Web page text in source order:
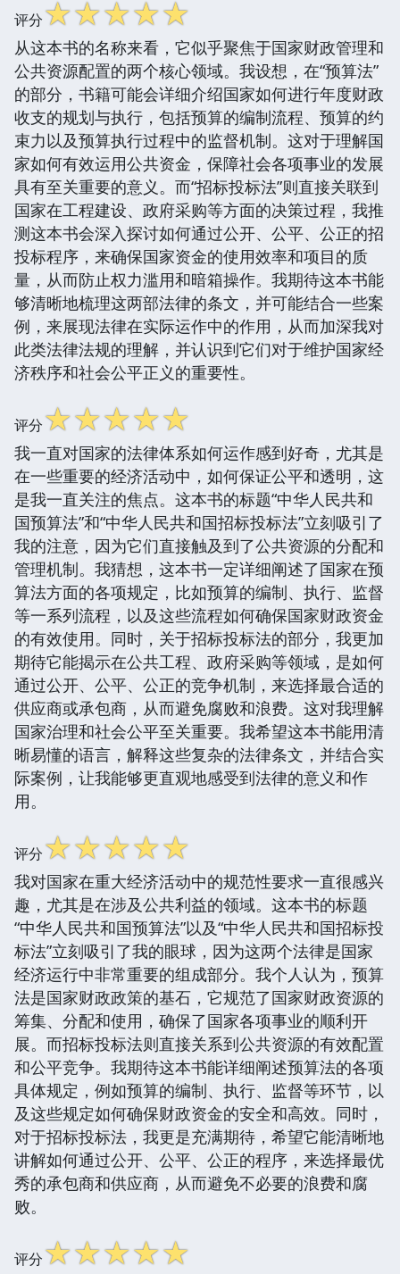
评分☆☆☆☆☆
从这本书的名称来看，它似乎聚焦于国家财政管理和
公共资源配置的两个核心领域。我设想，在“预算法”
的部分，书籍可能会详细介绍国家如何进行年度财政
收支的规划与执行，包括预算的编制流程、预算的约
束力以及预算执行过程中的监督机制。这对于理解国
家如何有效运用公共资金，保障社会各项事业的发展
具有至关重要的意义。而“招标投标法”则直接关联到
国家在工程建设、政府采购等方面的决策过程，我推
测这本书会深入探讨如何通过公开、公平、公正的招
投标程序，来确保国家资金的使用效率和项目的质
量，从而防止权力滥用和暗箱操作。我期待这本书能
够清晰地梳理这两部法律的条文，并可能结合一些案
例，来展现法律在实际运作中的作用，从而加深我对
此类法律法规的理解，并认识到它们对于维护国家经
济秩序和社会公平正义的重要性。
评分☆☆☆☆☆
我一直对国家的法律体系如何运作感到好奇，尤其是
在一些重要的经济活动中，如何保证公平和透明，这
是我一直关注的焦点。这本书的标题“中华人民共和
国预算法”和“中华人民共和国招标投标法”立刻吸引了
我的注意，因为它们直接触及到了公共资源的分配和
管理机制。我猜想，这本书一定详细阐述了国家在预
算法方面的各项规定，比如预算的编制、执行、监督
等一系列流程，以及这些流程如何确保国家财政资金
的有效使用。同时，关于招标投标法的部分，我更加
期待它能揭示在公共工程、政府采购等领域，是如何
通过公开、公平、公正的竞争机制，来选择最合适的
供应商或承包商，从而避免腐败和浪费。这对我理解
国家治理和社会公平至关重要。我希望这本书能用清
晰易懂的语言，解释这些复杂的法律条文，并结合实
际案例，让我能够更直观地感受到法律的意义和作
用。
评分☆☆☆☆☆
我对国家在重大经济活动中的规范性要求一直很感兴
趣，尤其是在涉及公共利益的领域。这本书的标题
“中华人民共和国预算法”以及“中华人民共和国招标投
标法”立刻吸引了我的眼球，因为这两个法律是国家
经济运行中非常重要的组成部分。我个人认为，预算
法是国家财政政策的基石，它规范了国家财政资源的
筹集、分配和使用，确保了国家各项事业的顺利开
展。而招标投标法则直接关系到公共资源的有效配置
和公平竞争。我期待这本书能详细阐述预算法的各项
具体规定，例如预算的编制、执行、监督等环节，以
及这些规定如何确保财政资金的安全和高效。同时，
对于招标投标法，我更是充满期待，希望它能清晰地
讲解如何通过公开、公平、公正的程序，来选择最优
秀的承包商和供应商，从而避免不必要的浪费和腐
败。
评分☆☆☆☆☆